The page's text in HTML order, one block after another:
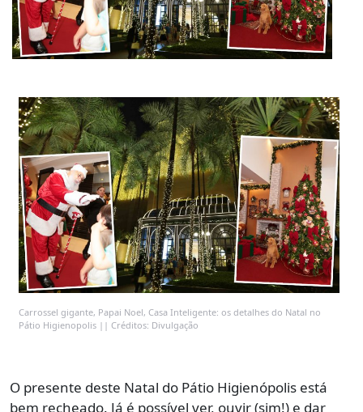
Carrossel gigante, Papai Noel, Casa Inteligente: os detalhes do Natal no
Pátio Higienopolis || Créditos: Divulgação
O presente deste Natal do Pátio Higienópolis está
bem recheado. Já é possível ver, ouvir (sim!) e dar